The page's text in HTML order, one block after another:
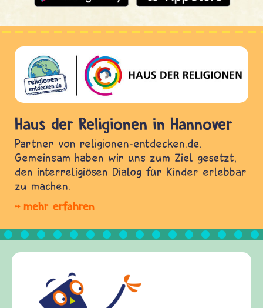
Haus der Religionen in Hannover
Partner von religionen-entdecken.de.
Gemeinsam haben wir uns zum Ziel gesetzt,
den interreligiösen Dialog für Kinder erlebbar
zu machen.
mehr erfahren
Frieden Fragen